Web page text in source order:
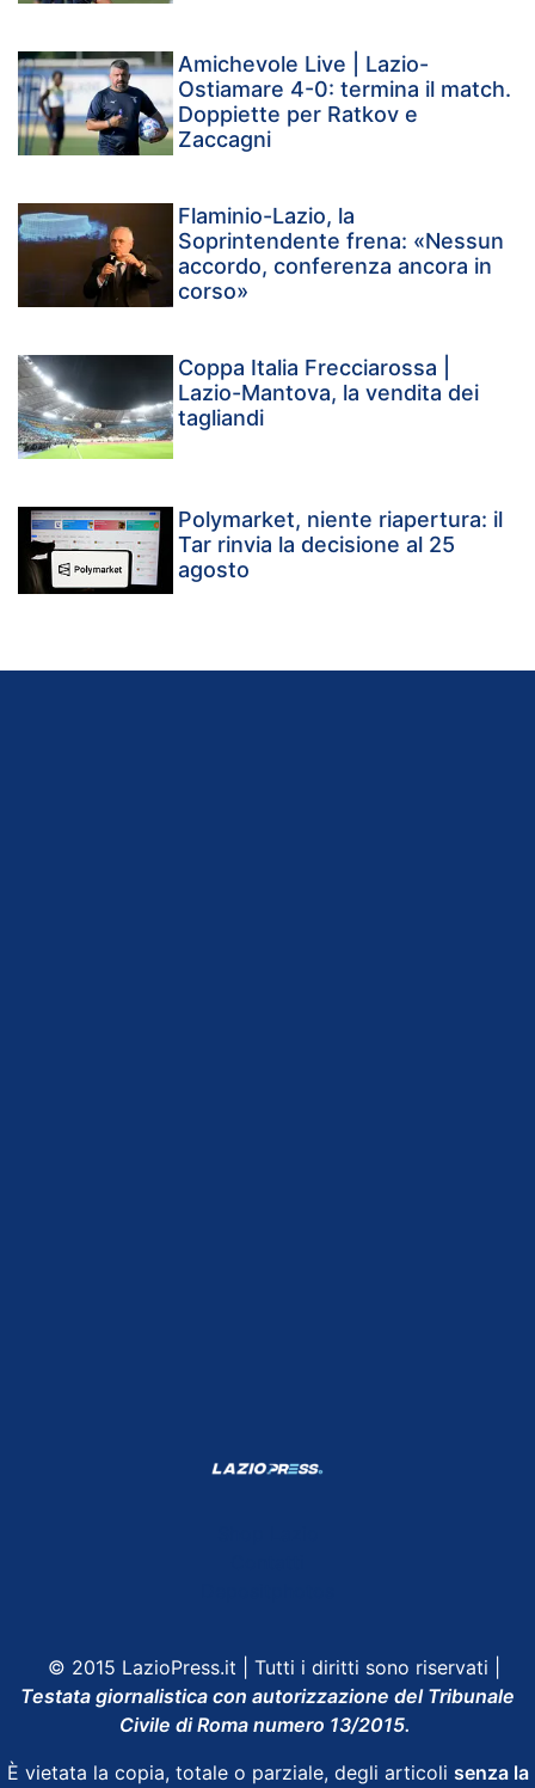
Amichevole Live | Lazio-
Ostiamare 4-0: termina il match.
Doppiette per Ratkov e
Zaccagni
Flaminio-Lazio, la
Soprintendente frena: «Nessun
accordo, conferenza ancora in
corso»
Coppa Italia Frecciarossa |
Lazio-Mantova, la vendita dei
tagliandi
Polymarket, niente riapertura: il
Tar rinvia la decisione al 25
agosto
© 2015 LazioPress.it | Tutti i diritti sono riservati |
Testata giornalistica con autorizzazione del Tribunale
Civile di Roma numero 13/2015.
È vietata la copia, totale o parziale, degli articoli senza la